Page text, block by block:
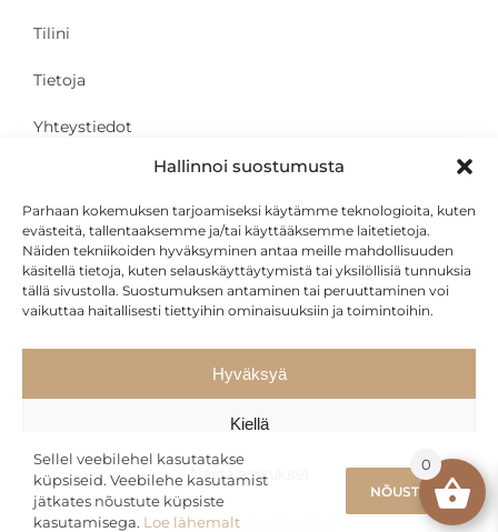
Hallinnoi suostumusta
Parhaan kokemuksen tarjoamiseksi käytämme teknologioita, kuten
evästeitä, tallentaaksemme ja/tai käyttääksemme laitetietoja.
Näiden tekniikoiden hyväksyminen antaa meille mahdollisuuden
käsitellä tietoja, kuten selauskäyttäytymistä tai yksilöllisiä tunnuksia
tällä sivustolla. Suostumuksen antaminen tai peruuttaminen voi
vaikuttaa haitallisesti tiettyihin ominaisuuksiin ja toimintoihin.
Hyväksyä
Kiellä
Näytä asetukset
Yksityisyys ja käyttöehdot
Tilini
Tietoja
Yhteystiedot
ASIAKKAALLE
Yksityisyys ja käyttöehdot
Kuljetus
Verkkosivuston ylläpitäjä:
0
Sellel veebilehel kasutatakse
küpsiseid. Veebilehe kasutamist
jätkates nõustute küpsiste
kasutamisega. Loe lähemalt
NÕUSTUN